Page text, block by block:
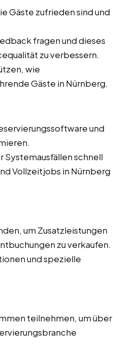
Gäste zufrieden sind und
fragen und dieses
zu verbessern.
wie
Gäste in Nürnberg.
und
schnell
Vollzeitjobs in Nürnberg
um Zusatzleistungen
zu verkaufen.
und spezielle
teilnehmen, um über